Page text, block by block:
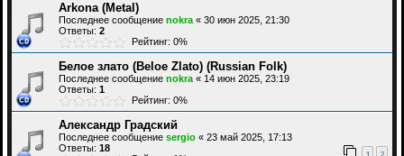
Arkona (Metal)
Последнее сообщение nokra « 30 июн 2025, 21:30
Ответы: 2
Рейтинг: 0%
Белое злато (Beloe Zlato) (Russian Folk)
Последнее сообщение nokra « 14 июн 2025, 23:19
Ответы: 1
Рейтинг: 0%
Александр Градский
Последнее сообщение sergio « 23 май 2025, 17:13
Ответы: 18 1 2